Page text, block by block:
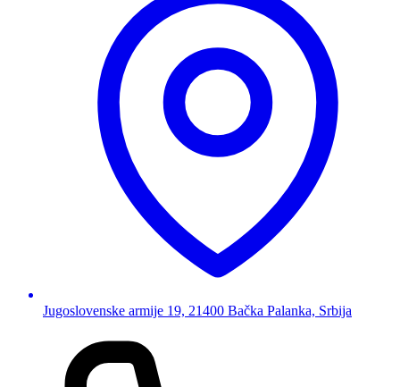
Jugoslovenske armije 19, 21400 Bačka Palanka, Srbija